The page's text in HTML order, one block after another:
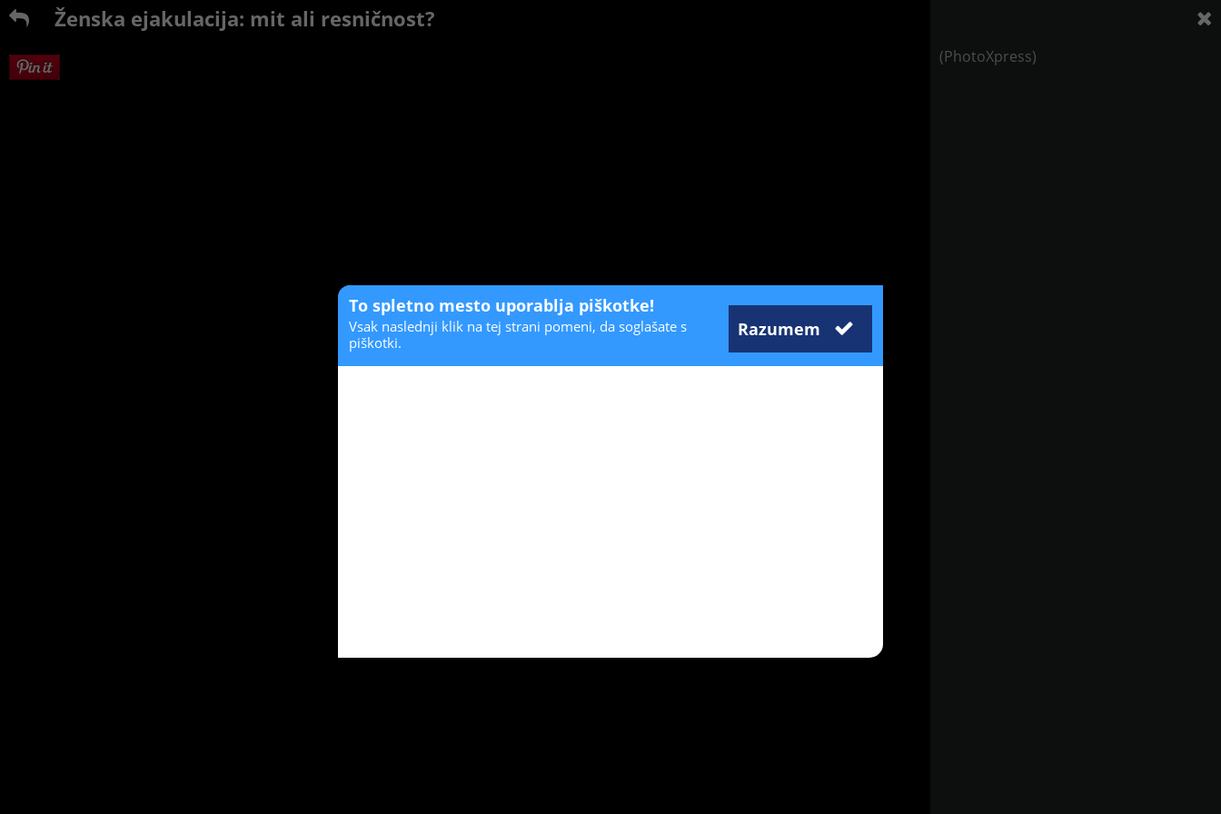
Ženska ejakulacija: mit ali resničnost?
(PhotoXpress)
To spletno mesto uporablja piškotke!
Razumem
Vsak naslednji klik na tej strani pomeni, da soglašate s
piškotki.